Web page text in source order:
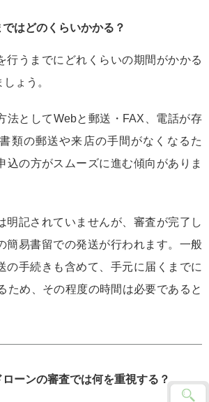
はどのくらいかかる？
行うまでにどれくらいの期間がかかる
ょう。
法としてWebと郵送・FAX、電話が存
類の郵送や来店の手間がなくなるた
込の方がスムーズに進む傾向がありま
明記されていませんが、審査が完了し
簡易書留での発送が行われます。一般
の手続きも含めて、手元に届くまでに
ため、その程度の時間は必要であると
ーンの審査では何を重視する？